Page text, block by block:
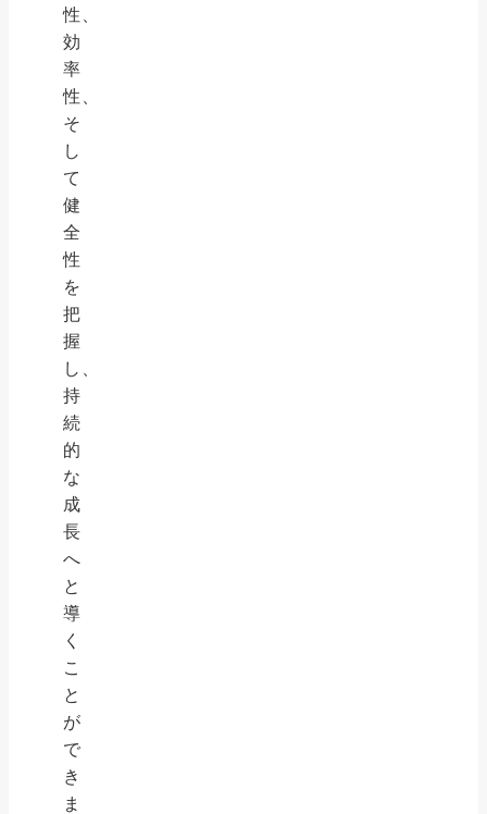
性、
効
率
性、
そ
し
て
健
全
性
を
把
握
し、
持
続
的
な
成
長
へ
と
導
く
こ
と
が
で
き
ま